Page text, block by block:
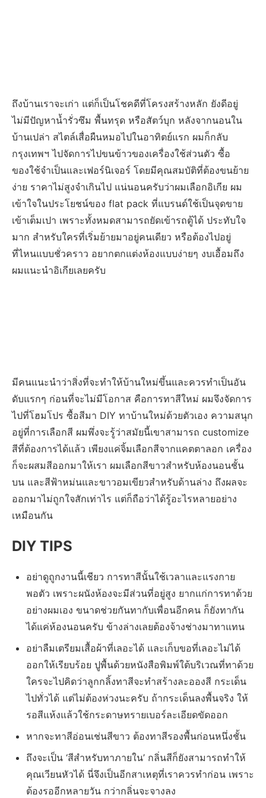
ถึงบ้านเราจะเก่า แต่ก็เป็นโชคดีที่โครงสร้างหลัก ยังดีอยู่
ไม่มีปัญหาน้ำรั่วซึม พื้นทรุด หรือสัตว์บุก หลังจากนอนใน
บ้านเปล่า สไตล์เสื่อผืนหมอไปในอาทิตย์แรก ผมก็กลับ
กรุงเทพฯ ไปจัดการไปขนข้าวของเครื่องใช้ส่วนตัว ซื้อ
ของใช้จำเป็นและเฟอร์นิเจอร์ โดยมีคุณสมบัติที่ต้องขนย้าย
ง่าย ราคาไม่สูงจำเกินไป แน่นอนครับว่าผมเลือกอิเกีย ผม
เข้าใจในประโยชน์ของ flat pack ที่แบรนด์ใช้เป็นจุดขาย
เข้าเต็มเปา เพราะทั้งหมดสามารถยัดเข้ารถตู้ได้ ประทับใจ
มาก สำหรับใครที่เริ่มย้ายมาอยู่คนเดียว หรือต้องไปอยู่
ที่ไหนแบบชั่วคราว อยากตกแต่งห้องแบบง่ายๆ งบเอื้อมถึง
ผมแนะนำอิเกียเลยครับ
มีคนแนะนำว่าสิ่งที่จะทำให้บ้านใหม่ขึ้นและควรทำเป็นอัน
ดับแรกๆ ก่อนที่จะไม่มีโอกาส คือการทาสีใหม่ ผมจึงจัดการ
ไปที่โฮมโปร ซื้อสีมา DIY ทาบ้านใหม่ด้วยตัวเอง ความสนุก
อยู่ที่การเลือกสี ผมพึ่งจะรู้ว่าสมัยนี้เขาสามารถ customize
สีที่ต้องการได้แล้ว เพียงแค่จิ้มเลือกสีจากแคตตาลอก เครื่อง
ก็จะผสมสีออกมาให้เรา ผมเลือกสีขาวสำหรับห้องนอนชั้น
บน และสีฟ้าหม่นและขาวอมเขียวสำหรับด้านล่าง ถึงผลจะ
ออกมาไม่ถูกใจสักเท่าไร แต่ก็ถือว่าได้รู้อะไรหลายอย่าง
เหมือนกัน
DIY TIPS
อย่าดูถูกงานนี้เชียว การทาสีนั้นใช้เวลาและแรงกาย
พอตัว เพราะผนังห้องจะมีส่วนที่อยู่สูง ยากแก่การทาด้วย
อย่างผมเอง ขนาดช่วยกันทากับเพื่อนอีกคน ก็ยังทากัน
ได้แค่ห้องนอนครับ ข้างล่างเลยต้องจ้างช่างมาทาแทน
อย่าลืมเตรียมเสื้อผ้าที่เลอะได้ และเก็บขอที่เลอะไม่ได้
ออกให้เรียบร้อย ปูพื้นด้วยหนังสือพิมพ์ใต้บริเวณที่ทาด้วย
ใครจะไปคิดว่าลูกกลิ้งทาสีจะทำสร้างละอองสี กระเด็น
ไปทั่วได้ แต่ไม่ต้องห่วงนะครับ ถ้ากระเด็นลงพื้นจริง ให้
รอสีแห้งแล้วใช้กระดาษทรายเบอร์ละเอียดขัดออก
หากจะทาสีอ่อนเช่นสีขาว ต้องทาสีรองพื้นก่อนหนึ่งชั้น
ถึงจะเป็น ‘สีสำหรับทาภายใน’ กลิ่นสีก็ยังสามารถทำให้
คุณเวียนหัวได้ นี่จึงเป็นอีกสาเหตุที่เราควรทำก่อน เพราะ
ต้องรออีกหลายวัน กว่ากลิ่นจะจางลง